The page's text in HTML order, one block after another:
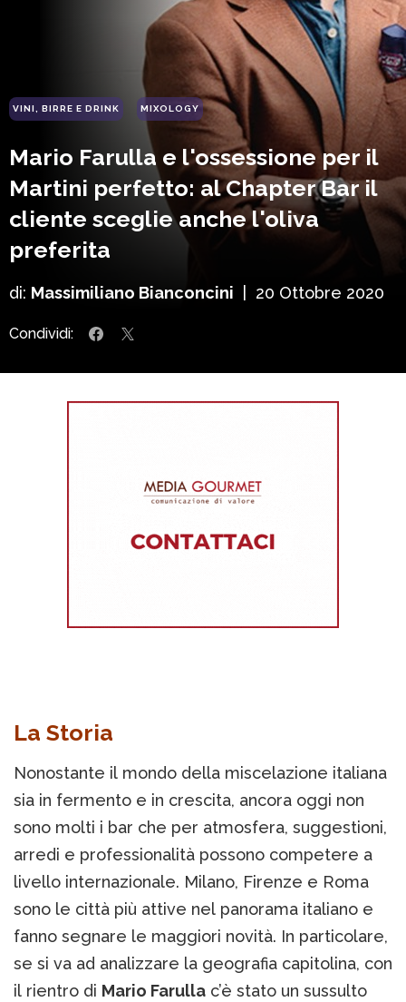
VINI, BIRRE E DRINK MIXOLOGY
Mario Farulla e l'ossessione per il
Martini perfetto: al Chapter Bar il
cliente sceglie anche l'oliva
preferita
di: Massimiliano Bianconcini 20 Ottobre 2020
Condividi:
La Storia
Nonostante il mondo della miscelazione italiana
sia in fermento e in crescita, ancora oggi non
sono molti i bar che per atmosfera, suggestioni,
arredi e professionalità possono competere a
livello internazionale. Milano, Firenze e Roma
sono le città più attive nel panorama italiano e
fanno segnare le maggiori novità. In particolare,
se si va ad analizzare la geografia capitolina, con
il rientro di Mario Farulla c’è stato un sussulto